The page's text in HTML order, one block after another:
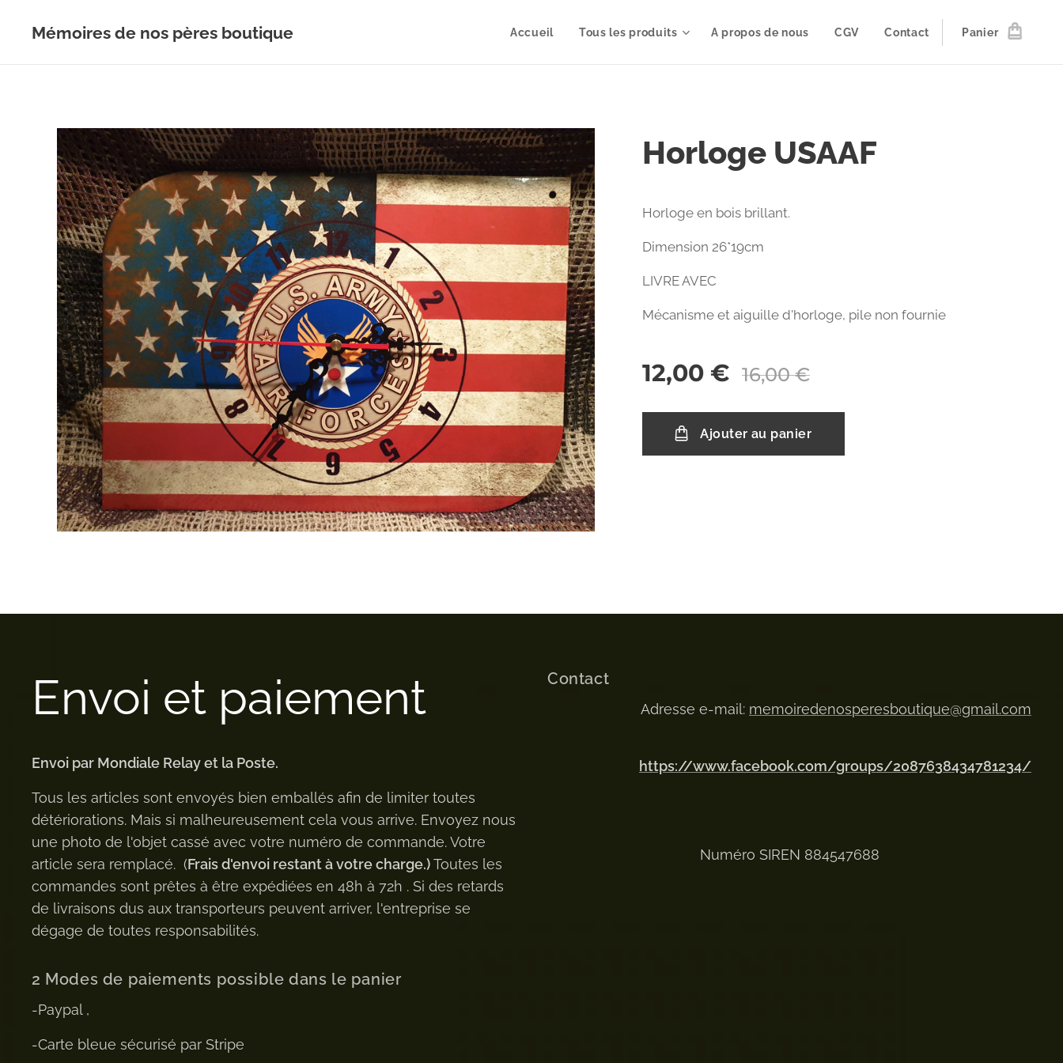
Mémoires de nos pères boutique Accueil Tous les produits A propos de nous CGV Contact Panier
Horloge USAAF
Horloge en bois brillant.
Dimension 26*19cm
LIVRE AVEC
Mécanisme et aiguille d'horloge, pile non fournie
12,00 € 16,00€
Ajouter au panier
Envoi et paiement
Envoi par Mondiale Relay et la Poste.
Tous les articles sont envoyés bien emballés afin de limiter toutes
détériorations. Mais si malheureusement cela vous arrive. Envoyez nous
une photo de l'objet cassé avec votre numéro de commande. Votre
article sera remplacé. (Frais d'envoi restant à votre charge.)Toutes les
commandes sont prêtes à être expédiées en 48h à 72h . Si des retards
de livraisons dus aux transporteurs peuvent arriver, l'entreprise se
dégage de toutes responsabilités.
2 Modes de paiements possible dans le panier
-Paypal ,
-Carte bleue sécurisé par Stripe
Contact
Adresse e-mail: memoiredenosperesboutique@gmail.com
https://www.facebook.com/groups/2087638434781234/
Numéro SIREN 884547688